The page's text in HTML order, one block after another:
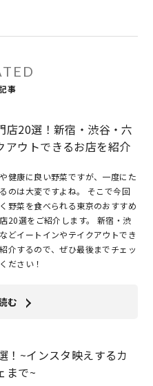
事
店20選！新宿・渋谷・六
アウトできるお店を紹介
健康に良い野菜ですが、一度にた
のは大変ですよね。 そこで今回
野菜を食べられる東京のおすすめ
20選をご紹介します。 新宿・渋
どイートインやテイクアウトでき
介するので、ぜひ最後までチェッ
ださい！
む
！~インスタ映えするカ
まで~